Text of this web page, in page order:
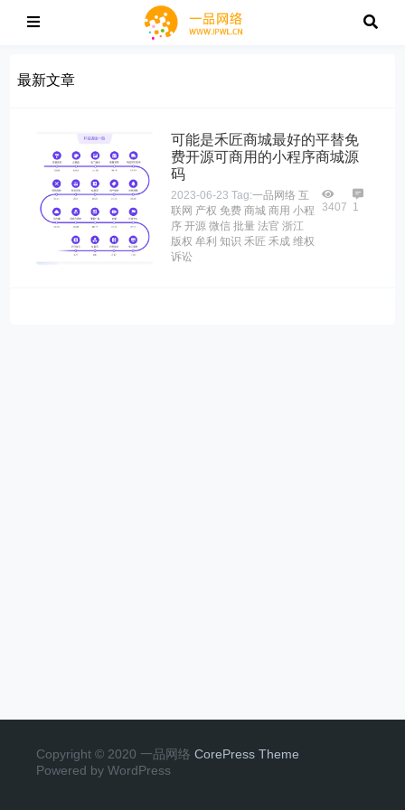
最新文章
可能是禾匠商城最好的平替免
费开源可商用的小程序商城源
码
2023-06-23 Tag:一品网络 互
联网 产权 免费 商城 商用 小程
序 开源 微信 批量 法官 浙江
版权 牟利 知识 禾匠 禾成 维权
诉讼
3407 1
Copyright © 2020 一品网络 CorePress Theme
Powered by WordPress